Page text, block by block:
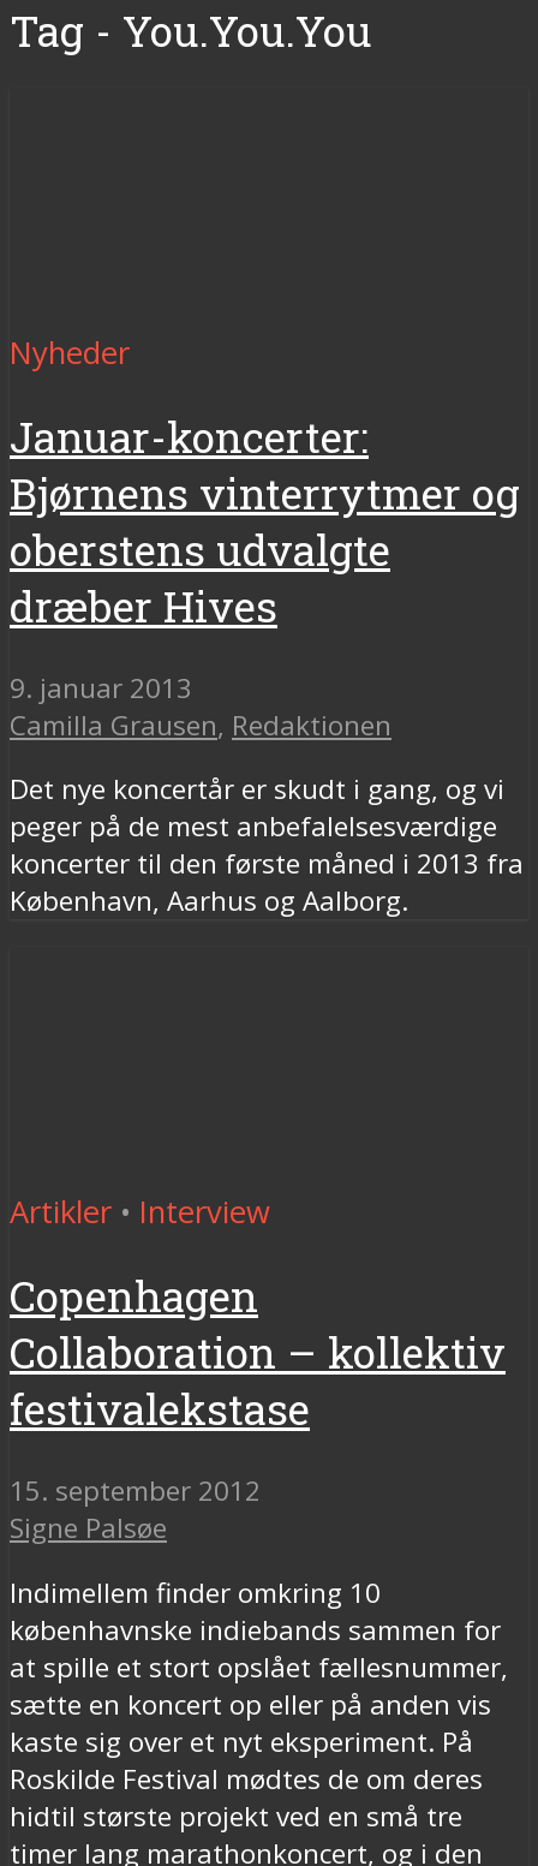
Tag - You.You.You
Nyheder
Januar-koncerter:
Bjørnens vinterrytmer og
oberstens udvalgte
dræber Hives
9. januar 2013
Camilla Grausen, Redaktionen
Det nye koncertår er skudt i gang, og vi
peger på de mest anbefalelsesværdige
koncerter til den første måned i 2013 fra
København, Aarhus og Aalborg.
Artikler • Interview
Copenhagen
Collaboration – kollektiv
festivalekstase
15. september 2012
Signe Palsøe
Indimellem finder omkring 10
københavnske indiebands sammen for
at spille et stort opslået fællesnummer,
sætte en koncert op eller på anden vis
kaste sig over et nyt eksperiment. På
Roskilde Festival mødtes de om deres
hidtil største projekt ved en små tre
timer lang marathonkoncert, og i den